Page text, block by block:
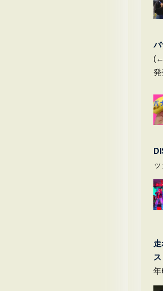
バ
(←
発
年